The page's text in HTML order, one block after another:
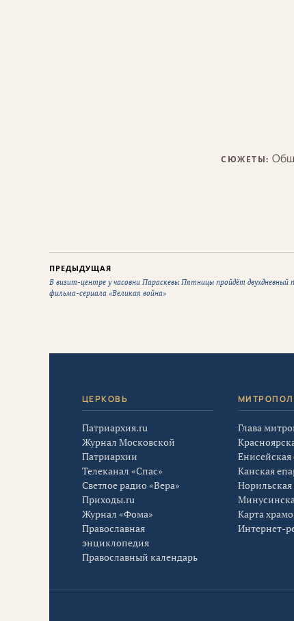
СЮЖЕТЫ:
ПРЕДЫДУЩАЯ
В визит-центре у часовни Параскевы Пятницы пройдёт двухдневный
фильма-сериала «Великая война»
ЦЕРКОВЬ
Патриархия.ru
Журнал Московской
Патриархии
Телеканал «Спас»
Светлое радио «Вера»
Приходы.ru
Журнал «Фома»
Православная
энциклопедия
Православный календарь
Глава
Енисейская
Канская
Норильская
Карта
Интернет-